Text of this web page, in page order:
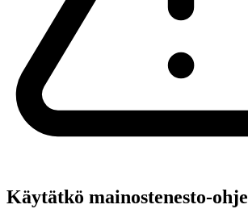
Käytätkö mainostenesto-